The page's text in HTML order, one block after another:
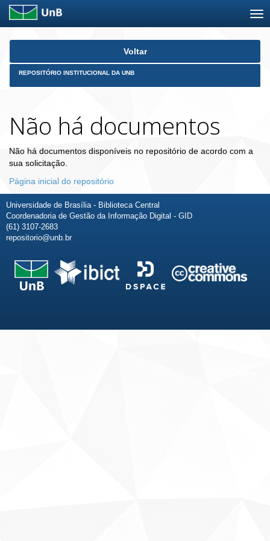
Skip
Voltar
REPOSITÓRIO INSTITUCIONAL DA UNB
Não há documentos
Não há documentos disponíveis no repositório de acordo com a
sua solicitação.
Página inicial do repositório
Universidade de Brasília - Biblioteca Central
Coordenadoria de Gestão da Informação Digital - GID
(61) 3107-2683
repositorio@unb.br